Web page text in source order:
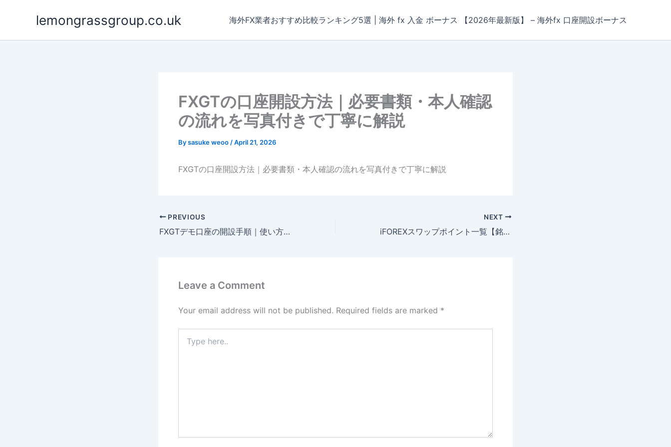
lemongrassgroup.co.uk 海外FX業者おすすめ比較ランキング5選 | 海外 fx 入金 ボーナス 【2026年最新版】 – 海外fx 口座開設ボーナス
FXGTの口座開設方法｜必要書類・本人確認
の流れを写真付きで丁寧に解説
Bysasuke weoo /April 21, 2026
FXGTの口座開設方法｜必要書類・本人確認の流れを写真付きで丁寧に解説
PREVIOUS
FXGTデモ口座の開設手順｜使い方や残高リセットの方法も解説
NEXT
iFOREXスワップポイント一覧【銘柄別】計算方法も併せて紹介
Leave a Comment
Your email address will not be published. Required fields are marked *
here..